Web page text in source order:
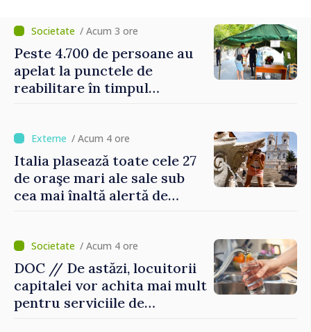
/ Acum 3 ore
Peste 4.700 de persoane au
apelat la punctele de
reabilitare în timpul
/ Acum 4 ore
Italia plasează toate cele 27
de oraşe mari ale sale sub
cea mai înaltă alertă de
/ Acum 4 ore
DOC // De astăzi, locuitorii
capitalei vor achita mai mult
pentru serviciile de